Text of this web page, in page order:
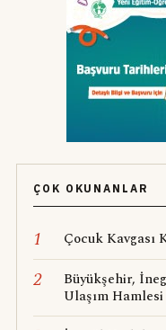
ÇOK OKUNANLAR
1 Çocuk Kavgası
2
Büyükşehir,
Ulaşım